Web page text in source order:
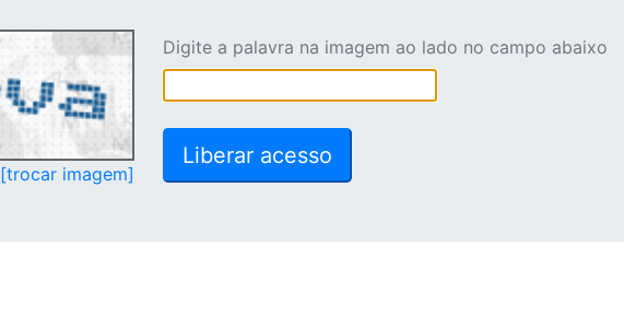
[trocar imagem]
Digite a palavra na imagem ao lado no campo abaixo